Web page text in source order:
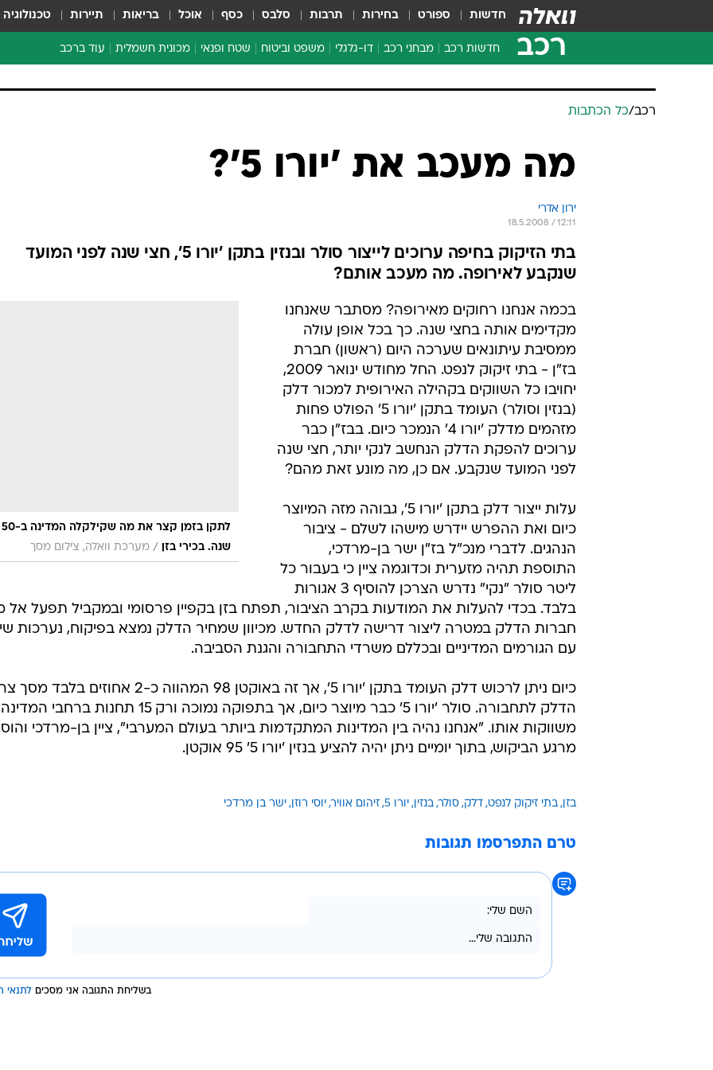
חדשות ספורט בחירות תרבות סלבס כסף אוכל בריאות תיירות טכנולוגיה
רכב חדשות רכב מבחני רכב דו-גלגלי משפט וביטוח שטח ופנאי מכונית חשמלית עוד ברכב
משומשות
רכב/כל הכתבות
מה מעכב את 'יורו 5'?
ירון אדרי
18.5.2008 / 12:11
בתי הזיקוק בחיפה ערוכים לייצור סולר ובנזין בתקן 'יורו 5', חצי שנה לפני המועד
שנקבע לאירופה. מה מעכב אותם?
לתקן בזמן קצר את מה שקילקלה המדינה ב-50
שנה. בכירי בזן
/ מערכת וואלה, צילום מסך
בכמה אנחנו רחוקים מאירופה? מסתבר שאנחנו
מקדימים אותה בחצי שנה. כך בכל אופן עולה
ממסיבת עיתונאים שערכה היום (ראשון) חברת
בז"ן - בתי זיקוק לנפט. החל מחודש ינואר 2009,
יחויבו כל השווקים בקהילה האירופית למכור דלק
(בנזין וסולר) העומד בתקן 'יורו 5' הפולט פחות
מזהמים מדלק 'יורו 4' הנמכר כיום. בבז"ן כבר
ערוכים להפקת הדלק הנחשב לנקי יותר, חצי שנה
לפני המועד שנקבע. אם כן, מה מונע זאת מהם?
עלות ייצור דלק בתקן 'יורו 5', גבוהה מזה המיוצר
כיום ואת ההפרש יידרש מישהו לשלם - ציבור
הנהגים. לדברי מנכ"ל בז"ן ישר בן-מרדכי,
התוספת תהיה מזערית וכדוגמה ציין כי בעבור כל
ליטר סולר "נקי" נדרש הצרכן להוסיף 3 אגורות
בלבד. בכדי להעלות את המודעות בקרב הציבור, תפתח בזן בקפיין פרסומי ובמקביל תפעל אל
חברות הדלק במטרה ליצור דרישה לדלק החדש. מכיוון שמחיר הדלק נמצא בפיקוח, נערכות
עם הגורמים המדיניים ובכללם משרדי התחבורה והגנת הסביבה.
כיום ניתן לרכוש דלק העומד בתקן 'יורו 5', אך זה באוקטן 98 המהווה כ-2 אחוזים
הדלק לתחבורה. סולר 'יורו 5' כבר מיוצר כיום, אך בתפוקה נמוכה ורק 15 תחנות ברחבי המדינה
משווקות אותו. "אנחנו נהיה בין המדינות המתקדמות ביותר בעולם המערבי", ציין בן-מרדכי
מרגע הביקוש, בתוך יומיים ניתן יהיה להציע בנזין 'יורו 5' 95 אוקטן.
בזן בתי זיקוק לנפט דלק סולר בנזין יורו 5 זיהום אוויר יוסי רוזן ישר בן מרדכי
טרם התפרסמו תגובות
בשליחת התגובה אני מסכים לתנאי